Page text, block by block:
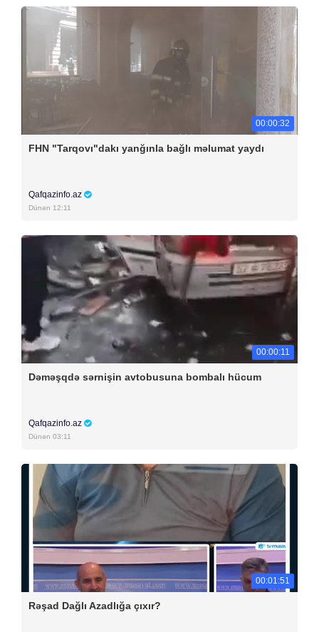
00:00:32
FHN "Tarqovı"dakı yanğınla bağlı məlumat yaydı
Qafqazinfo.az
Dünən 12:11
00:00:11
Dəməşqdə sərnişin avtobusuna bombalı hücum
Qafqazinfo.az
Dünən 03:11
00:01:51
Rəşad Dağlı Azadlığa çıxır?